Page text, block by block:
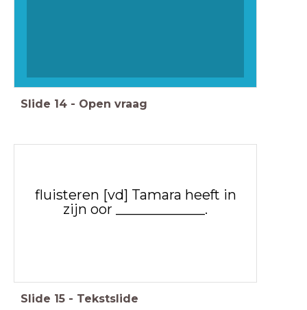
Slide 14 - Open vraag
fluisteren [vd] Tamara heeft in
zijn oor _____________.
Slide 15 - Tekstslide